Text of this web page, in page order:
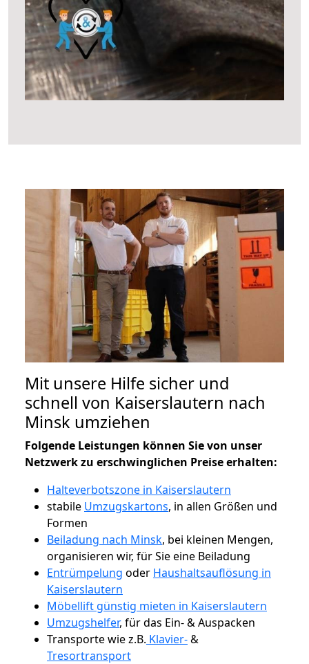
Mit unsere Hilfe sicher und
schnell von Kaiserslautern nach
Minsk umziehen
Folgende Leistungen können Sie von unser
Netzwerk zu erschwinglichen Preise erhalten:
Halteverbotszone in Kaiserslautern
stabile Umzugskartons, in allen Größen und
Formen
Beiladung nach Minsk, bei kleinen Mengen,
organisieren wir, für Sie eine Beiladung
Entrümpelung oder Haushaltsauflösung in
Kaiserslautern
Möbellift günstig mieten in Kaiserslautern
Umzugshelfer, für das Ein- & Auspacken
Transporte wie z.B. Klavier-&
Tresortransport